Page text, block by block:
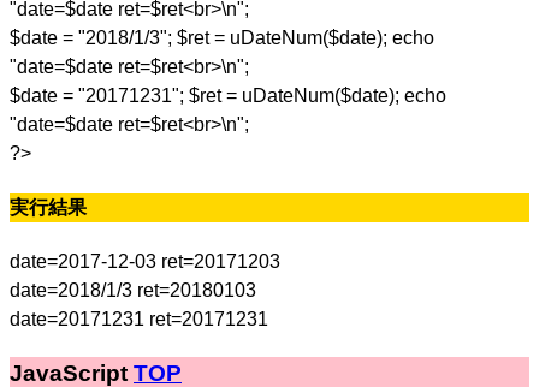
"date=$date ret=$ret<br>\n";
$date = "2018/1/3"; $ret = uDateNum($date); echo
"date=$date ret=$ret<br>\n";
$date = "20171231"; $ret = uDateNum($date); echo
"date=$date ret=$ret<br>\n";
?>
実行結果
date=2017-12-03 ret=20171203
date=2018/1/3 ret=20180103
date=20171231 ret=20171231
JavaScript TOP